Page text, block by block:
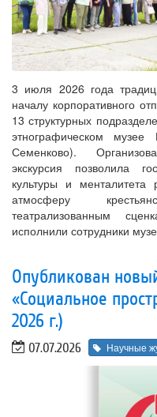
3 июля 2026 года
началу корпоративного
13 структурных
этнографическом музее
Семенково).
экскурсия позволила
культуры и менталитета
атмосферу
театрализованным
исполнили сотрудники
Опубликован
«Социальное
2026 г.)
07.07.2026 Научные